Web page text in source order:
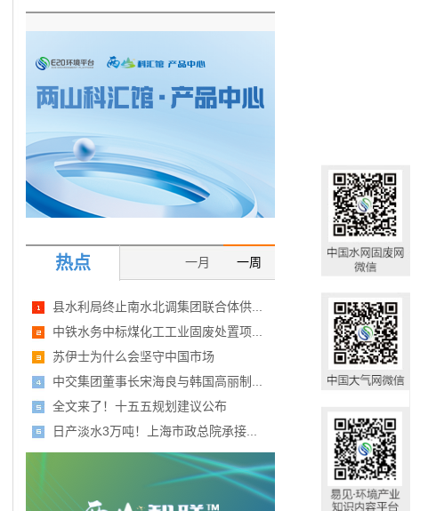
热点 一周
一月
县水利局终止南水北调集团联合体供...
中铁水务中标煤化工工业固废处置项...
苏伊士为什么会坚守中国市场
中交集团董事长宋海良与韩国高丽制...
全文来了！十五五规划建议公布
日产淡水3万吨！上海市政总院承接...